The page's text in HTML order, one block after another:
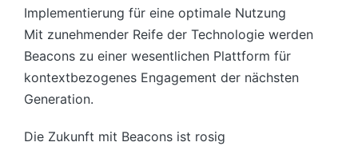
Implementierung für eine optimale Nutzung
Mit zunehmender Reife der Technologie werden
Beacons zu einer wesentlichen Plattform für
kontextbezogenes Engagement der nächsten
Generation.
Die Zukunft mit Beacons ist rosig